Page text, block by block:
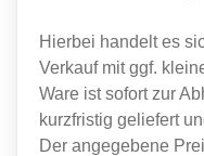
Hierbei handelt es
Verkauf mit ggf.
Ware ist sofort zur
kurzfristig geliefert
Der angegebene